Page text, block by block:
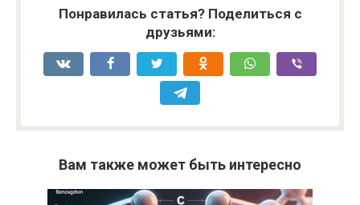
Понравилась статья? Поделиться с
друзьями:
Вам также может быть интересно